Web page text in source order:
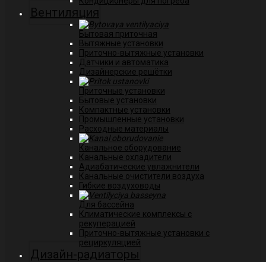
Вентиляция
Бытовая приточная
Вытяжные установки
Приточно-вытяжные установки
Датчики и автоматика
Дизайнерские решётки
Приточные установки
Бытовые установки
Компактные установки
Промышленные установки
Расходные материалы
Канальное оборудование
Канальные охладители
Адиабатические увлажнители
Канальные очистители воздуха
Гибкие воздуховоды
Для бассейна
Климатические комплексы с
рекуперацией
Приточно-вытяжные установки с
рециркуляцией
Дизайн-радиаторы